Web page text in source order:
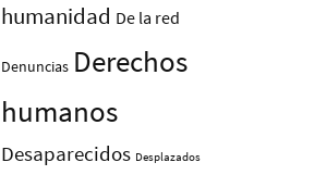
humanidad De la red
Denuncias Derechos
humanos
Desaparecidos Desplazados